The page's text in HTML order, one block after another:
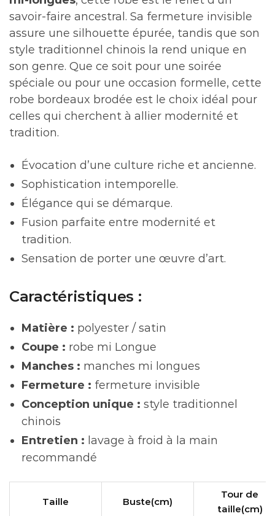
savoir-faire ancestral. Sa fermeture invisible
assure une silhouette épurée, tandis que son
style traditionnel chinois la rend unique en
son genre. Que ce soit pour une soirée
spéciale ou pour une occasion formelle, cette
robe bordeaux brodée est le choix idéal pour
celles qui cherchent à allier modernité et
tradition.
Évocation d’une culture riche et ancienne.
Sophistication intemporelle.
Élégance qui se démarque.
Fusion parfaite entre modernité et
tradition.
Sensation de porter une œuvre d’art.
Caractéristiques :
Matière : polyester / satin
Coupe : robe mi Longue
Manches : manches mi longues
Fermeture : fermeture invisible
Conception unique : style traditionnel
chinois
Entretien : lavage à froid à la main
recommandé
Taille Buste(cm)
Tour de
taille(cm)